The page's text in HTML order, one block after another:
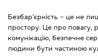
Безбар’єрність ‒ це не
простору. Це про повагу,
комунікацію, безпечне
людини бути частиною